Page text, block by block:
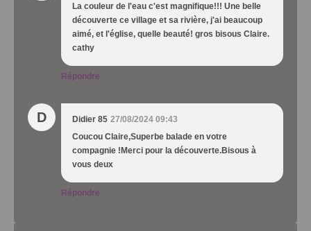
La couleur de l'eau c'est magnifique!!! Une belle
découverte ce village et sa rivière, j'ai beaucoup
aimé, et l'église, quelle beauté! gros bisous Claire.
cathy
Répondre
D Didier 85 27/08/2024 09:43
Coucou Claire,Superbe balade en votre
compagnie !Merci pour la découverte.Bisous à
vous deux
Répondre